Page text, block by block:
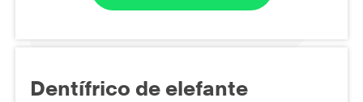
Dentífrico de elefante